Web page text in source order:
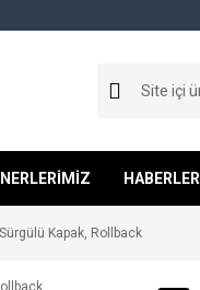
HABERLER
Kapak, Rollback